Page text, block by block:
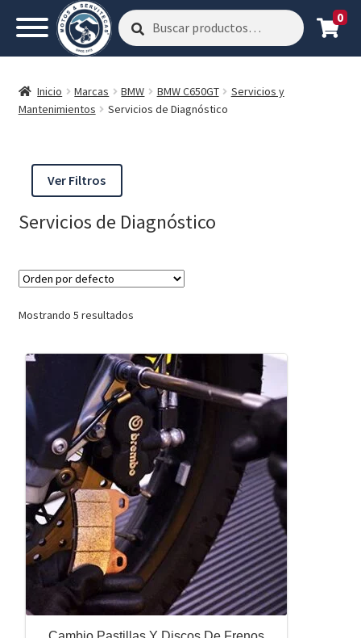
Buscar
por:
Buscar 0
Inicio Marcas BMW BMW C650GT
Servicios y
Mantenimientos
Servicios de Diagnóstico
Ver Filtros
Servicios de Diagnóstico
Mostrando 5 resultados